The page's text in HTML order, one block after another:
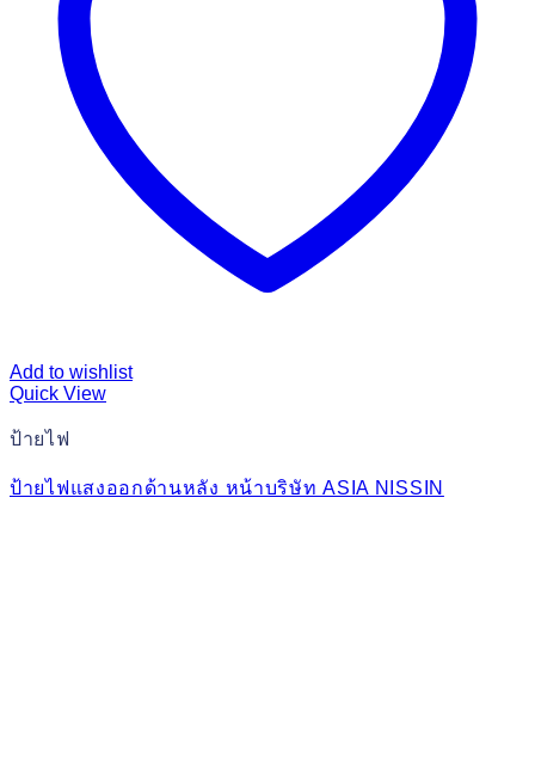
Add to wishlist
Quick View
ป้ายไฟ
ป้ายไฟแสงออกด้านหลัง หน้าบริษัท ASIA NISSIN